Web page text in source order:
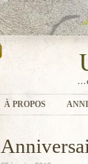
À PROPOS